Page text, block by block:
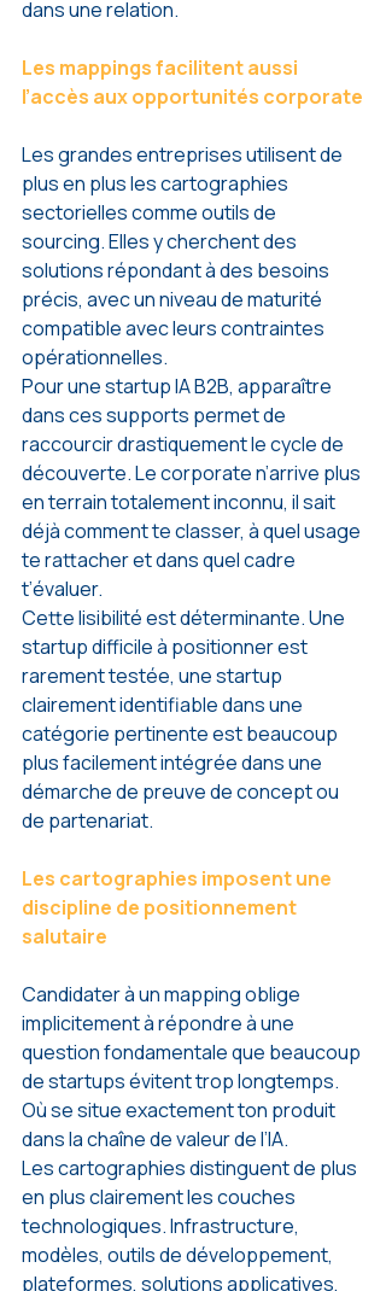
dans une relation.
Les mappings facilitent aussi
l’accès aux opportunités corporate
Les grandes entreprises utilisent de
plus en plus les cartographies
sectorielles comme outils de
sourcing. Elles y cherchent des
solutions répondant à des besoins
précis, avec un niveau de maturité
compatible avec leurs contraintes
opérationnelles.
Pour une startup IA B2B, apparaître
dans ces supports permet de
raccourcir drastiquement le cycle de
découverte. Le corporate n’arrive plus
en terrain totalement inconnu, il sait
déjà comment te classer, à quel usage
te rattacher et dans quel cadre
t’évaluer.
Cette lisibilité est déterminante. Une
startup difficile à positionner est
rarement testée, une startup
clairement identifiable dans une
catégorie pertinente est beaucoup
plus facilement intégrée dans une
démarche de preuve de concept ou
de partenariat.
Les cartographies imposent une
discipline de positionnement
salutaire
Candidater à un mapping oblige
implicitement à répondre à une
question fondamentale que beaucoup
de startups évitent trop longtemps.
Où se situe exactement ton produit
dans la chaîne de valeur de l’IA.
Les cartographies distinguent de plus
en plus clairement les couches
technologiques. Infrastructure,
modèles, outils de développement,
plateformes, solutions applicatives,